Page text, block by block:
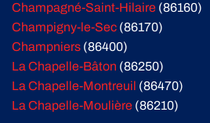
Champagné-Saint-Hilaire (86160)
Champigny-le-Sec (86170)
Champniers (86400)
La Chapelle-Bâton (86250)
La Chapelle-Montreuil (86470)
La Chapelle-Moulière (86210)